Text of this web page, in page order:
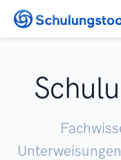
Zum Inhalt springen